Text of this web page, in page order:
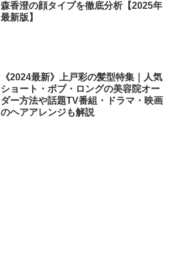
森香澄の顔タイプを徹底分析【2025年
最新版】
《2024最新》上戸彩の髪型特集｜人気
ショート・ボブ・ロングの美容院オー
ダー方法や話題TV番組・ドラマ・映画
のヘアアレンジも解説